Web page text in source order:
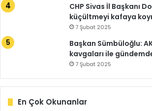
CHP Sivas İl Başkanı
küçültmeyi kafaya
7 Şubat 2025
Başkan Sümbüloğlu:
kavgaları ile
7 Şubat 2025
En Çok Okunanlar